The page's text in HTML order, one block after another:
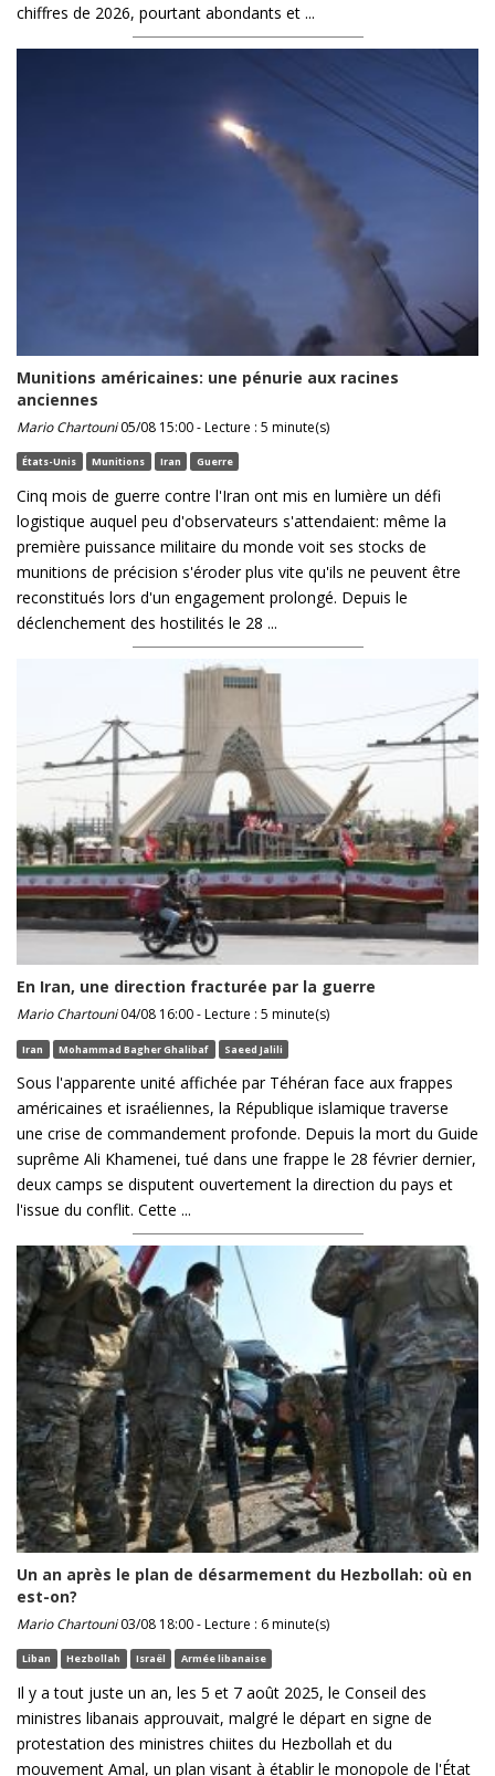
chiffres de 2026, pourtant abondants et ...
Munitions américaines: une pénurie aux racines
anciennes
Mario Chartouni05/08 15:00 - Lecture : 5 minute(s)
États-Unis Munitions Iran Guerre
Cinq mois de guerre contre l'Iran ont mis en lumière un défi
logistique auquel peu d'observateurs s'attendaient: même la
première puissance militaire du monde voit ses stocks de
munitions de précision s'éroder plus vite qu'ils ne peuvent être
reconstitués lors d'un engagement prolongé. Depuis le
déclenchement des hostilités le 28 ...
En Iran, une direction fracturée par la guerre
Mario Chartouni04/08 16:00 - Lecture : 5 minute(s)
Iran Mohammad Bagher Ghalibaf Saeed Jalili
Sous l'apparente unité affichée par Téhéran face aux frappes
américaines et israéliennes, la République islamique traverse
une crise de commandement profonde. Depuis la mort du Guide
suprême Ali Khamenei, tué dans une frappe le 28 février dernier,
deux camps se disputent ouvertement la direction du pays et
l'issue du conflit. Cette ...
Un an après le plan de désarmement du Hezbollah: où en
est-on?
Mario Chartouni03/08 18:00 - Lecture : 6 minute(s)
Liban Hezbollah Israël Armée libanaise
Il y a tout juste un an, les 5 et 7 août 2025, le Conseil des
ministres libanais approuvait, malgré le départ en signe de
protestation des ministres chiites du Hezbollah et du
mouvement Amal, un plan visant à établir le monopole de l'État